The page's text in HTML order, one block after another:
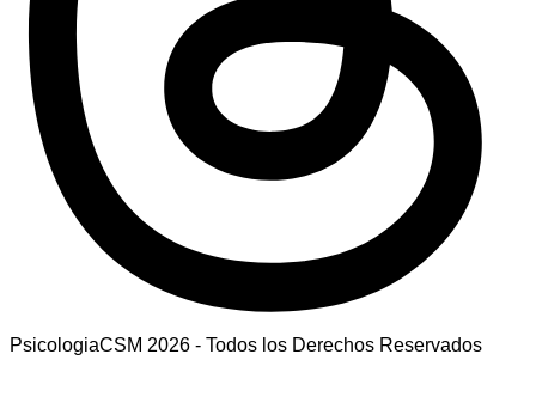
PsicologiaCSM 2026 - Todos los Derechos Reservados